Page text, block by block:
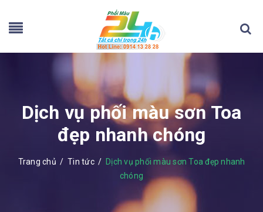
Dịch vụ phối màu sơn Toa
đẹp nhanh chóng
Trang chủ / Tin tức / Dịch vụ phối màu sơn Toa đẹp nhanh
chóng